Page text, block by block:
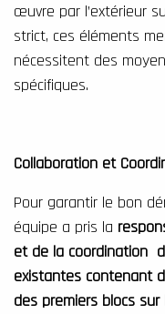
œuvre par l’extérieur
strict, ces éléments
nécessitent des
spécifiques.
Collaboration et
Pour garantir le bon
équipe a pris la
et de la coordination
existantes contenant
des premiers blocs